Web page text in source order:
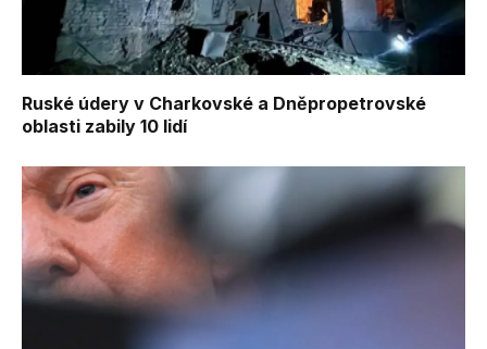
Ruské údery v Charkovské a Dněpropetrovské
oblasti zabily 10 lidí